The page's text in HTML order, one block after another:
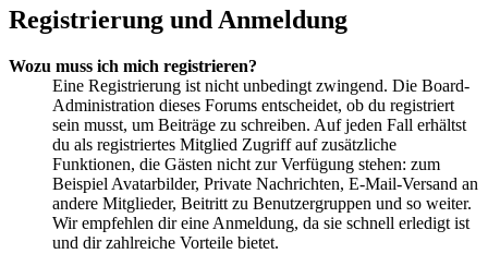
Registrierung und Anmeldung
Wozu muss ich mich registrieren?
Eine Registrierung ist nicht unbedingt zwingend. Die Board-
Administration dieses Forums entscheidet, ob du registriert
sein musst, um Beiträge zu schreiben. Auf jeden Fall erhältst
du als registriertes Mitglied Zugriff auf zusätzliche
Funktionen, die Gästen nicht zur Verfügung stehen: zum
Beispiel Avatarbilder, Private Nachrichten, E-Mail-Versand an
andere Mitglieder, Beitritt zu Benutzergruppen und so weiter.
Wir empfehlen dir eine Anmeldung, da sie schnell erledigt ist
und dir zahlreiche Vorteile bietet.